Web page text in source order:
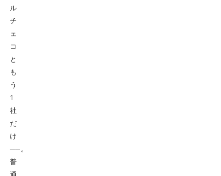
ル
チ
ェ
コ
と
も
う
1
社
だ
け
──。
普